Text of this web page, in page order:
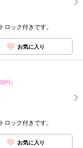
ック付きです。
お気に入り
円）
ック付きです。
お気に入り